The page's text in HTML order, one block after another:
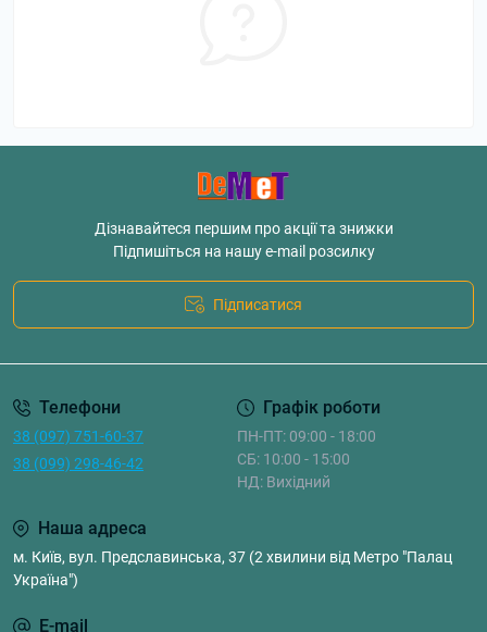
Дізнавайтеся першим про акції та знижки
Підпишіться на нашу e-mail розсилку
Підписатися
Телефони
38 (097) 751-60-37
38 (099) 298-46-42
Графік роботи
ПН-ПТ: 09:00 - 18:00
СБ: 10:00 - 15:00
НД: Вихідний
Наша адреса
м. Київ, вул. Предславинська, 37 (2 хвилини від Метро "Палац
Україна")
E-mail